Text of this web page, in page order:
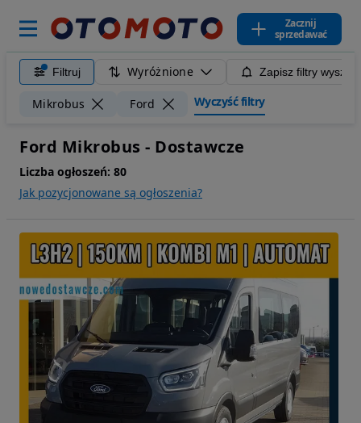
Zacznij
sprzedawać
Filtruj Wyróżnione Zapisz filtry
Mikrobus Ford Wyczyść filtry
Ford Mikrobus - Dostawcze
Liczba ogłoszeń: 80
Jak pozycjonowane są ogłoszenia?